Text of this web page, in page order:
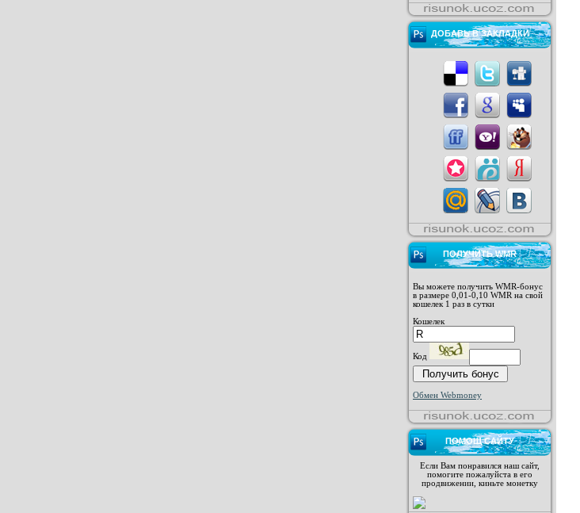
ДОБАВЬ В ЗАКЛАДКИ
ПОЛУЧИТЬ WMR
Вы можете получить WMR-бонус
в размере 0,01-0,10 WMR на свой
кошелек 1 раз в сутки
Кошелек
Код
Обмен Webmoney
ПОМОЩ САЙТУ
Если Вам понравился наш сайт,
помогите пожалуйста в его
продвижении, киньте монетку